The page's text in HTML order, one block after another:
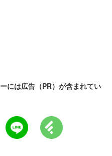
には広告（PR）が含まれてい